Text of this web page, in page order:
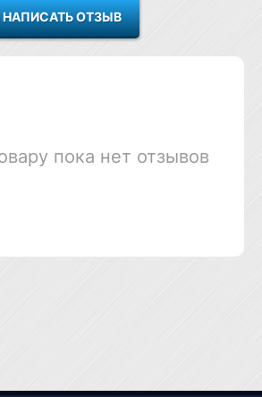
пока нет отзывов